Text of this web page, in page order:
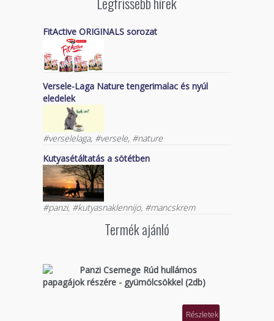
FitActive ORIGINALS sorozat
Versele-Laga Nature tengerimalac és nyúl
eledelek
#verselelaga, #versele, #nature
Kutyasétáltatás a sötétben
#panzi, #kutyasnaklennijo, #mancskrem
Termék ajánló
Panzi Csemege Rúd hullámos
papagájok részére - gyümölcsökkel (2db)
Részletek